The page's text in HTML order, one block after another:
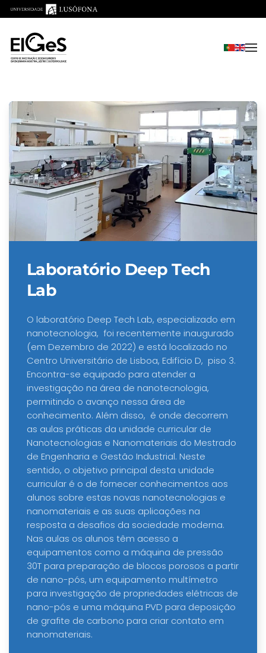
Saltar para o conteúdo principal
Laboratório Deep Tech
Lab
O laboratório Deep Tech Lab, especializado em
nanotecnologia, foi recentemente inaugurado
(em Dezembro de 2022) e está localizado no
Centro Universitário de Lisboa, Edifício D, piso 3.
Encontra-se equipado para atender a
investigação na área de nanotecnologia,
permitindo o avanço nessa área de
conhecimento. Além disso, é onde decorrem
as aulas práticas da unidade curricular de
Nanotecnologias e Nanomateriais do Mestrado
de Engenharia e Gestão Industrial. Neste
sentido, o objetivo principal desta unidade
curricular é o de fornecer conhecimentos aos
alunos sobre estas novas nanotecnologias e
nanomateriais e as suas aplicações na
resposta a desafios da sociedade moderna.
Nas aulas os alunos têm acesso a
equipamentos como a máquina de pressão
30T para preparação de blocos porosos a partir
de nano-pós, um equipamento multímetro
para investigação de propriedades elétricas de
nano-pós e uma máquina PVD para deposição
de grafite de carbono para criar contato em
nanomateriais.